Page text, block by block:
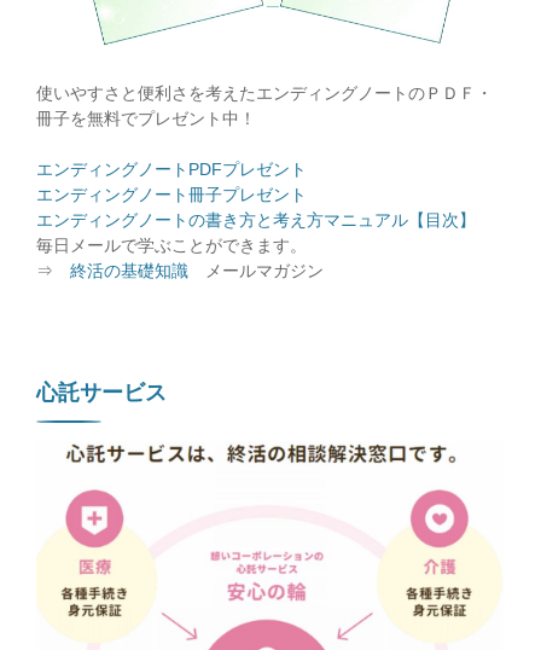
使いやすさと便利さを考えたエンディングノートのＰＤＦ・
冊子を無料でプレゼント中！
エンディングノートPDFプレゼント
エンディングノート冊子プレゼント
エンディングノートの書き方と考え方マニュアル【目次】
毎日メールで学ぶことができます。
⇒ 終活の基礎知識 メールマガジン
心託サービス